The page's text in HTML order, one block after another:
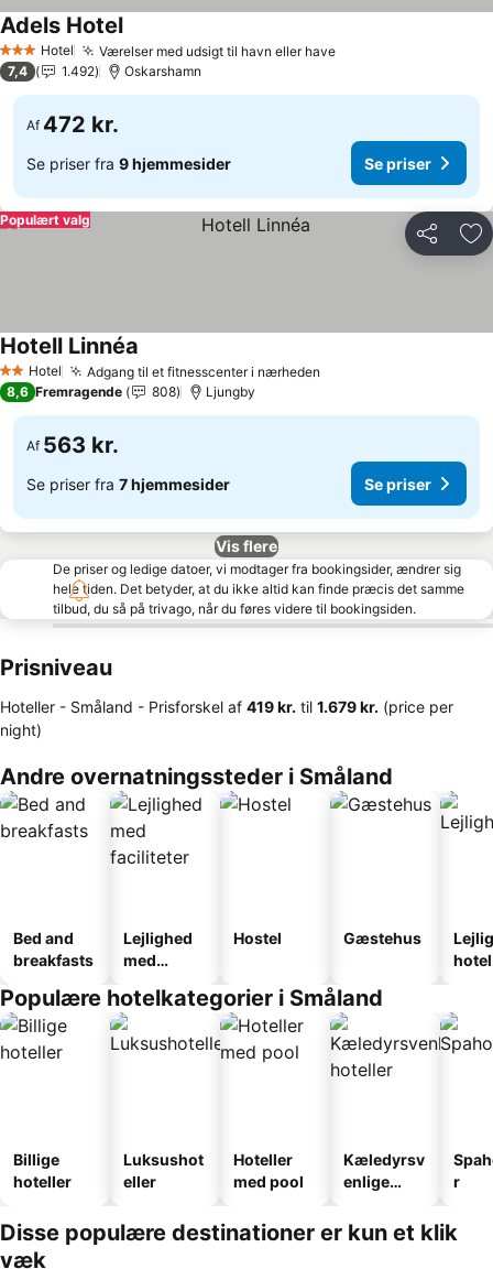
3 StjernerHotel Værelser med udsigt til havn eller have
Adels Hotel
7,4 1.492 Oskarshamn
Af 472 kr.
Se priser fra 9 hjemmesider Se priser
Del
Populært valg
2 Stjerner
Hotel Adgang til et fitnesscenter i nærheden
Hotell Linnéa
8,6 Fremragende 808 Ljungby
Af 563 kr.
Se priser fra 7 hjemmesider Se priser
Vis flere
De priser og ledige datoer, vi modtager fra bookingsider, ændrer sig
hele tiden. Det betyder, at du ikke altid kan finde præcis det samme
tilbud, du så på trivago, når du føres videre til bookingsiden.
Prisniveau
Hoteller - Småland - Prisforskel af ‎419 kr. til ‎1.679 kr. (price per
night)
Andre overnatningssteder i Småland
Bed and
breakfasts
Lejlighed
med
Hostel Gæstehus
hotel
Populære hotelkategorier i Småland
Billige
hoteller
Luksushot
eller
Hoteller
med pool
Kæledyrsv
enlige
r
Disse populære destinationer er kun et klik
væk